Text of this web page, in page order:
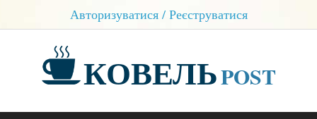
Авторизуватися / Реєструватися
КОВЕЛЬPOST